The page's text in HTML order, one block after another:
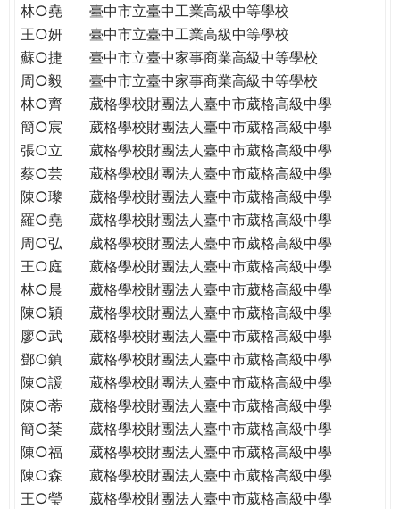
林○堯
臺中市立臺中工業高級中等學校
王○妍
臺中市立臺中工業高級中等學校
蘇○捷
臺中市立臺中家事商業高級中等學校
周○毅
臺中市立臺中家事商業高級中等學校
林○齊
葳格學校財團法人臺中市葳格高級中學
簡○宸
葳格學校財團法人臺中市葳格高級中學
張○立
葳格學校財團法人臺中市葳格高級中學
蔡○芸
葳格學校財團法人臺中市葳格高級中學
陳○瓈
葳格學校財團法人臺中市葳格高級中學
羅○堯
葳格學校財團法人臺中市葳格高級中學
周○弘
葳格學校財團法人臺中市葳格高級中學
王○庭
葳格學校財團法人臺中市葳格高級中學
林○晨
葳格學校財團法人臺中市葳格高級中學
陳○穎
葳格學校財團法人臺中市葳格高級中學
廖○武
葳格學校財團法人臺中市葳格高級中學
鄧○鎮
葳格學校財團法人臺中市葳格高級中學
陳○諼
葳格學校財團法人臺中市葳格高級中學
陳○蒂
葳格學校財團法人臺中市葳格高級中學
簡○棻
葳格學校財團法人臺中市葳格高級中學
陳○福
葳格學校財團法人臺中市葳格高級中學
陳○森
葳格學校財團法人臺中市葳格高級中學
王○瑩
葳格學校財團法人臺中市葳格高級中學